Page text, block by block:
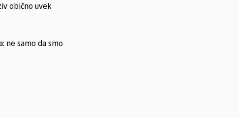
obično uvek
ne samo da smo